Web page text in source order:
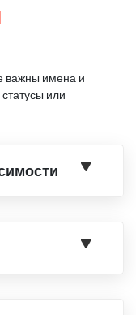
важны имена и
или